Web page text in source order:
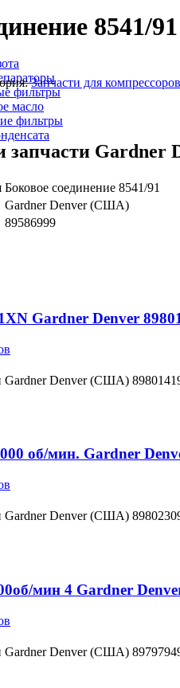
фильтры
масло
фильтры
8541/
Запчасти для компрессоров
запчасти
Боковое соединение 8541/91
Gardner Denver (США)
89586999
Gardner Denver
Gardner Denver (США)
об/мин. Gardner
Gardner Denver (США)
мин 4 Gardner
Gardner Denver (США)